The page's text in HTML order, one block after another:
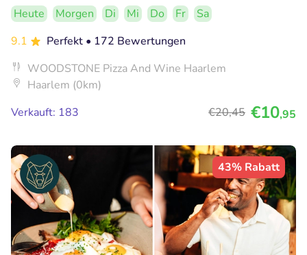
Heute Morgen Di Mi Do Fr
Sa
9.1
Perfekt • 172 Bewertungen
WOODSTONE Pizza And Wine Haarlem
Haarlem (0km)
Verkauft: 183
€20,45 €10,95
43% Rabatt